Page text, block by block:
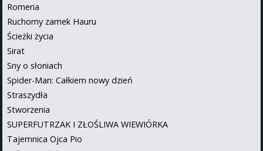
Romeria
Ruchomy zamek Hauru
Ścieżki życia
Sirat
Sny o słoniach
Spider-Man: Całkiem nowy dzień
Straszydła
Stworzenia
SUPERFUTRZAK I ZŁOŚLIWA WIEWIÓRKA
Tajemnica Ojca Pio